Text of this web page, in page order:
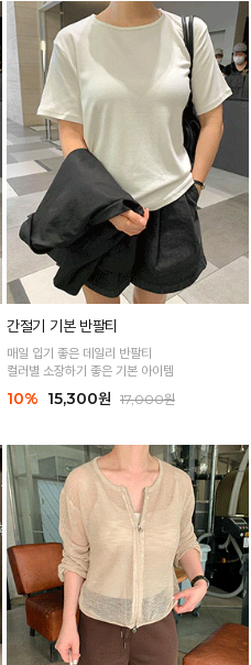
간절기 기본 반팔티
매일 입기 좋은 데일리 반팔티
컬러별 소장하기 좋은 기본 아이템
10% 15,300원 17,000원